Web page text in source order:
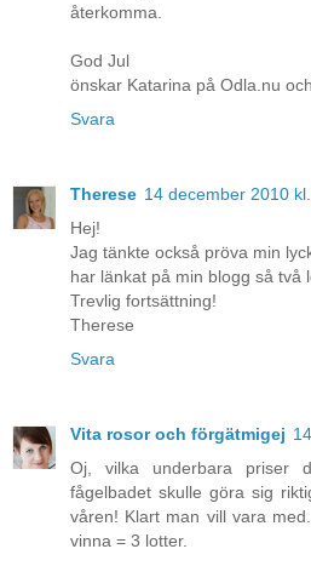
återkomma.
God Jul
önskar Katarina på Odla.nu
Svara
Therese 14 december 2010
Hej!
Jag tänkte också pröva min
har länkat på min blogg så två
Trevlig fortsättning!
Therese
Svara
Vita rosor och förgätmigej
Oj, vilka underbara priser
fågelbadet skulle göra sig
våren! Klart man vill vara
vinna = 3 lotter.